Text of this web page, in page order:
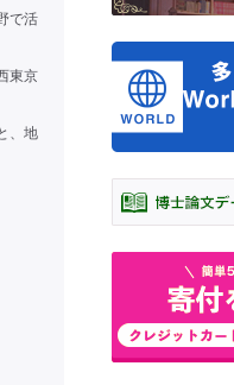
で活
東京
、地